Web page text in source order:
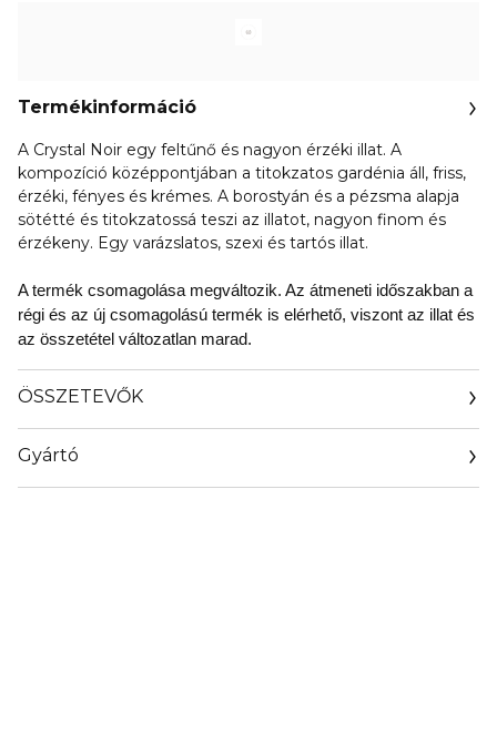
Termékinformáció
A Crystal Noir egy feltűnő és nagyon érzéki illat. A
kompozíció középpontjában a titokzatos gardénia áll, friss,
érzéki, fényes és krémes. A borostyán és a pézsma alapja
sötétté és titokzatossá teszi az illatot, nagyon finom és
érzékeny. Egy varázslatos, szexi és tartós illat.
A termék csomagolása megváltozik. Az átmeneti időszakban a
régi és az új csomagolású termék is elérhető, viszont az illat és
az összetétel változatlan marad.
ÖSSZETEVŐK
Gyártó